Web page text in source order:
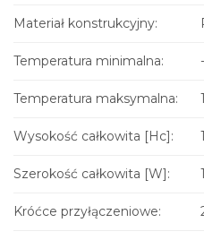
Materiał konstrukcyjny:
Temperatura minimalna:
Temperatura maksymalna:
Wysokość całkowita [Hc]:
Szerokość całkowita [W]:
Króćce przyłączeniowe: